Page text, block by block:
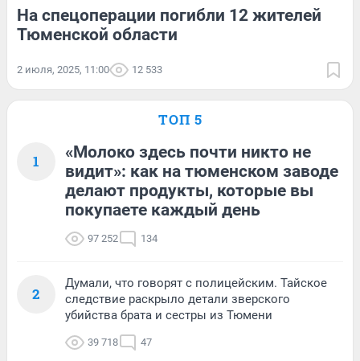
На спецоперации погибли 12 жителей
Тюменской области
2 июля, 2025, 11:00 12 533
ТОП 5
1
«Молоко здесь почти никто не
видит»: как на тюменском заводе
делают продукты, которые вы
покупаете каждый день
97 252 134
2
Думали, что говорят с полицейским. Тайское
следствие раскрыло детали зверского
убийства брата и сестры из Тюмени
39 718 47